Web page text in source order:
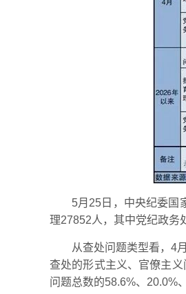
5月25日，中央纪委国
理27852人，其中党纪政务
从查处问题类型看，4
查处的形式主义、官僚主
问题总数的58.6%、20.0%